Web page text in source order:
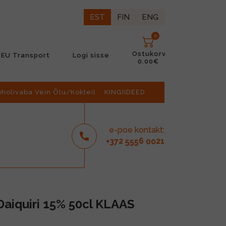
EST FIN ENG
EU Transport Logi sisse
0
Ostukorv
0.00€
Vein Õlu/Kokteil KINGIIDEED
e-poe kontakt:
+372 5556 0021
15% 50cl KLAAS